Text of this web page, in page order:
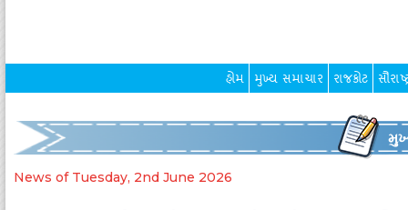
હોમ મુખ્ય સમાચાર રાજકોટ
News of Tuesday, 2nd June 2026